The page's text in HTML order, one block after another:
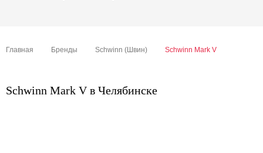
Главная Бренды Schwinn (Швин) Schwinn Mark V
Schwinn Mark V в Челябинске